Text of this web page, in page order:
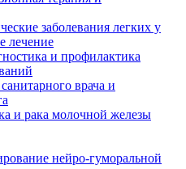
заболевания легких у
лечение
и профилактика
врача и
и рака молочной железы
нейро-гуморальной